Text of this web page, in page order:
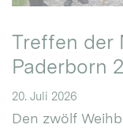
Treffen der
Paderborn
20. Juli 2026
Den zwölf